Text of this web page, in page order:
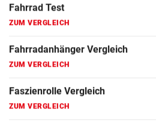
Faszienrolle Vergleich
Hoverboard Vergleich
Kinderfahrrad Vergleich